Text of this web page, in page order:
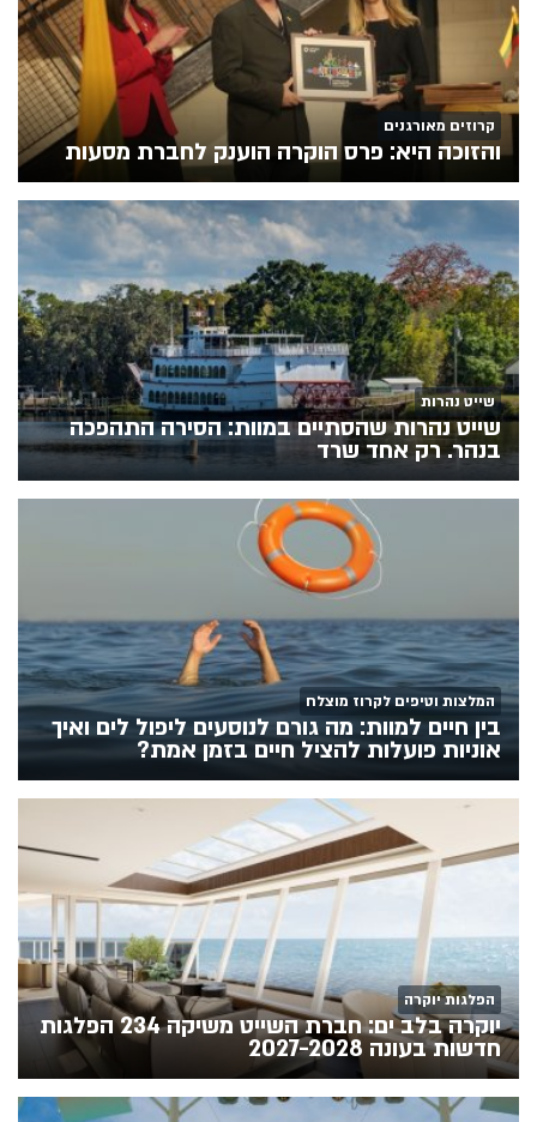
קרוזים מאורגנים
והזוכה היא: פרס הוקרה הוענק לחברת מסעות
שייט נהרות
שייט נהרות שהסתיים במוות: הסירה התהפכה
בנהר. רק אחד שרד
המלצות וטיפים לקרוז מוצלח
בין חיים למוות: מה גורם לנוסעים ליפול לים ואיך
אוניות פועלות להציל חיים בזמן אמת?
הפלגות יוקרה
יוקרה בלב ים: חברת השייט משיקה 234 הפלגות
חדשות בעונה 2027-2028